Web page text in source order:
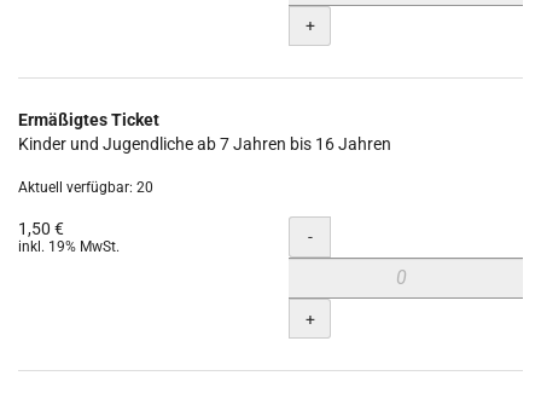
+
Ermäßigtes Ticket
Kinder und Jugendliche ab 7 Jahren bis 16 Jahren
Aktuell verfügbar: 20
1,50 €
inkl. 19% MwSt. Menge
-
+